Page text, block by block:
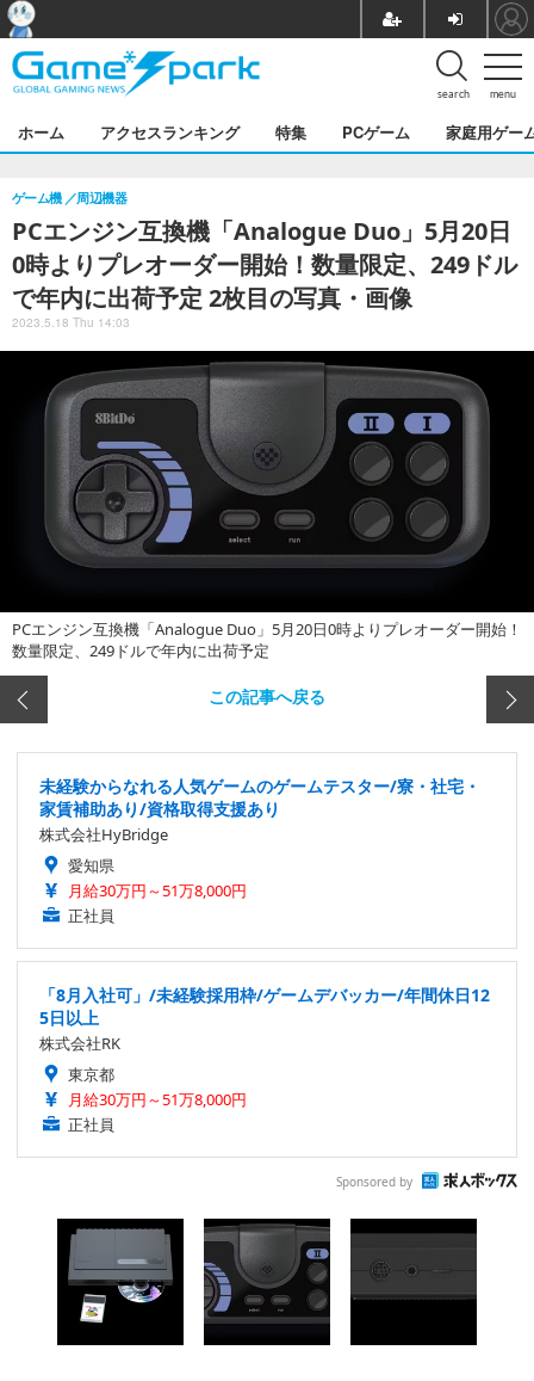
menu
search
ホーム アクセスランキング 特集 PCゲーム 家庭用ゲー
PCエンジン互換機「Analogue Duo」5月20日
0時よりプレオーダー開始！数量限定、249ドル
で年内に出荷予定 2枚目の写真・画像
ゲーム機 周辺機器
2023.5.18 Thu 14:03
PCエンジン互換機「Analogue Duo」5月20日0時よりプレオーダー開始！
数量限定、249ドルで年内に出荷予定
この記事へ戻る
未経験からなれる人気ゲームのゲームテスター/寮・社宅・
家賃補助あり/資格取得支援あり
株式会社HyBridge
愛知県
月給30万円～51万8,000円
正社員
「8月入社可」/未経験採用枠/ゲームデバッカー/年間休日12
5日以上
株式会社RK
東京都
月給30万円～51万8,000円
正社員
Sponsored by